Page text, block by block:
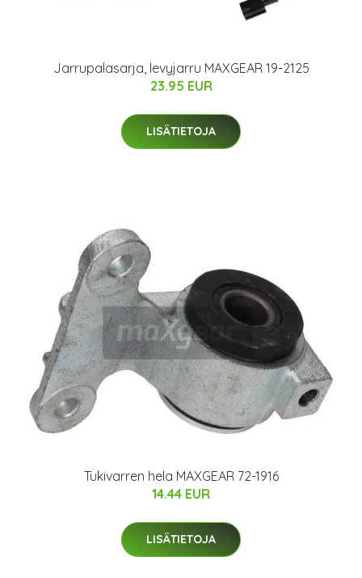
Jarrupalasarja, levyjarru MAXGEAR 19-2125
23.95 EUR
LISÄTIETOJA
Tukivarren hela MAXGEAR 72-1916
14.44 EUR
LISÄTIETOJA